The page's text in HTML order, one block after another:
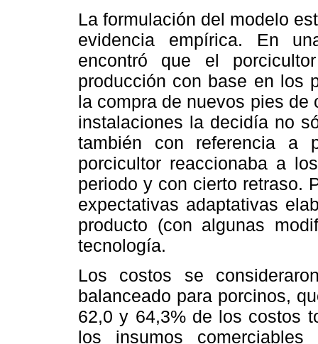
La formulación del modelo
evidencia empírica. En
encontró que el
producción con base en los
la compra de nuevos pies
instalaciones la decidía no
también con referencia a
porcicultor reaccionaba a
periodo y con cierto retraso.
expectativas adaptativas
producto (con algunas
tecnología.
Los costos se
balanceado para porcinos,
62,0 y 64,3% de los costos
los insumos comerciables